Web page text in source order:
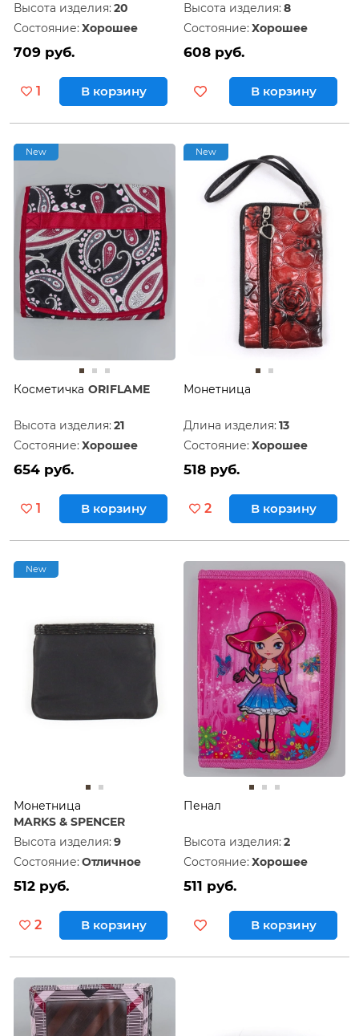
Высота изделия: 20
Состояние: Хорошее
709 руб.
1 В корзину
Высота изделия: 8
Состояние: Хорошее
608 руб.
В корзину
New
Косметичка ORIFLAME
Высота изделия: 21
Состояние: Хорошее
654 руб.
1 В корзину
New
Монетница
Длина изделия: 13
Состояние: Хорошее
518 руб.
2 В корзину
New
Монетница
MARKS & SPENCER
Высота изделия: 9
Состояние: Отличное
512 руб.
2 В корзину
Пенал
Высота изделия: 2
Состояние: Хорошее
511 руб.
В корзину